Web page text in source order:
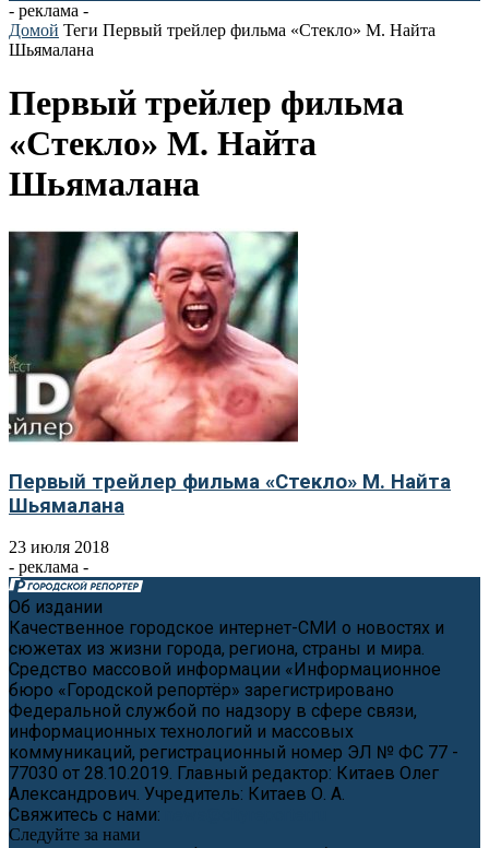
- реклама -
Домой Теги Первый трейлер фильма «Стекло» М. Найта
Шьямалана
Первый трейлер фильма
«Стекло» М. Найта
Шьямалана
Первый трейлер фильма «Стекло» М. Найта
Шьямалана
23 июля 2018
- реклама -
Об издании
Качественное городское интернет-СМИ о новостях и
сюжетах из жизни города, региона, страны и мира.
Средство массовой информации «Информационное
бюро «Городской репортёр» зарегистрировано
Федеральной службой по надзору в сфере связи,
информационных технологий и массовых
коммуникаций, регистрационный номер ЭЛ № ФС 77 -
77030 от 28.10.2019. Главный редактор: Китаев Олег
Александрович. Учредитель: Китаев О. А.
Свяжитесь с нами:
Следуйте за нами